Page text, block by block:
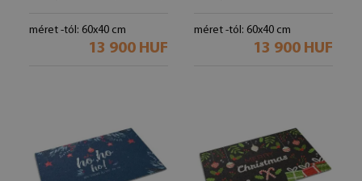
méret -tól: 60x40 cm
13 900 HUF
méret -tól: 60x40 cm
13 900 HUF